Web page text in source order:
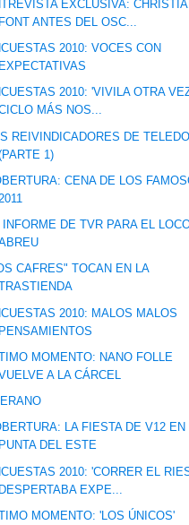
EXCLUSIVA:
ANTES DEL OSC...
2010: VOCES CON
2010: 'VIVILA OTRA
MÁS NOS...
REIVINDICADORES DE
1)
CENA DE LOS
INFORME DE TVR PARA EL
CAFRES" TOCAN EN LA
2010: MALOS MALOS
MOMENTO: NANO FOLLE
A LA CÁRCEL
LA FIESTA DE V12 EN
DEL ESTE
2010: 'CORRER EL
EXPE...
MOMENTO: 'LOS ÚNICOS'